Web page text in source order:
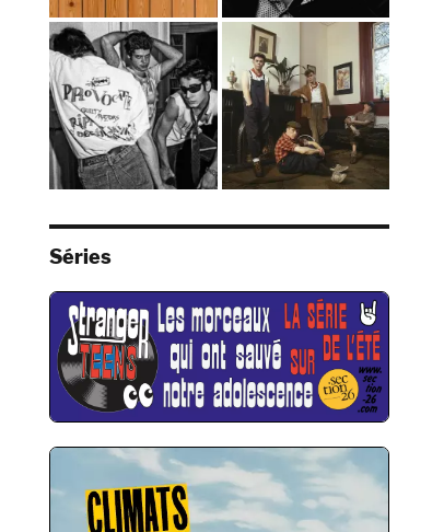
Séries